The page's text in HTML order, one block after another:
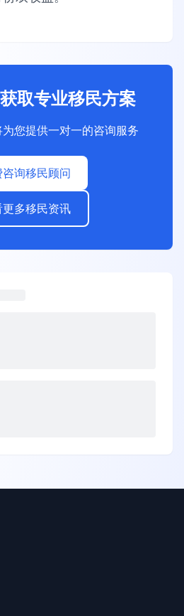
取专业移民方案
您提供一对一的咨询服务
咨询移民顾问
更多移民资讯